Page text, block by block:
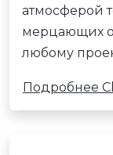
атмосферой
мерцающих
любому
Подробнее